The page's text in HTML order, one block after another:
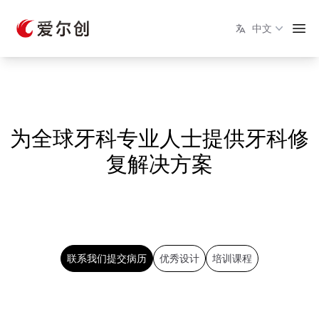
中文
为全球牙科专业人士提供牙科修
复解决方案
联系我们提交病历 优秀设计 培训课程